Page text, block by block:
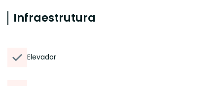
Infraestrutura
Elevador